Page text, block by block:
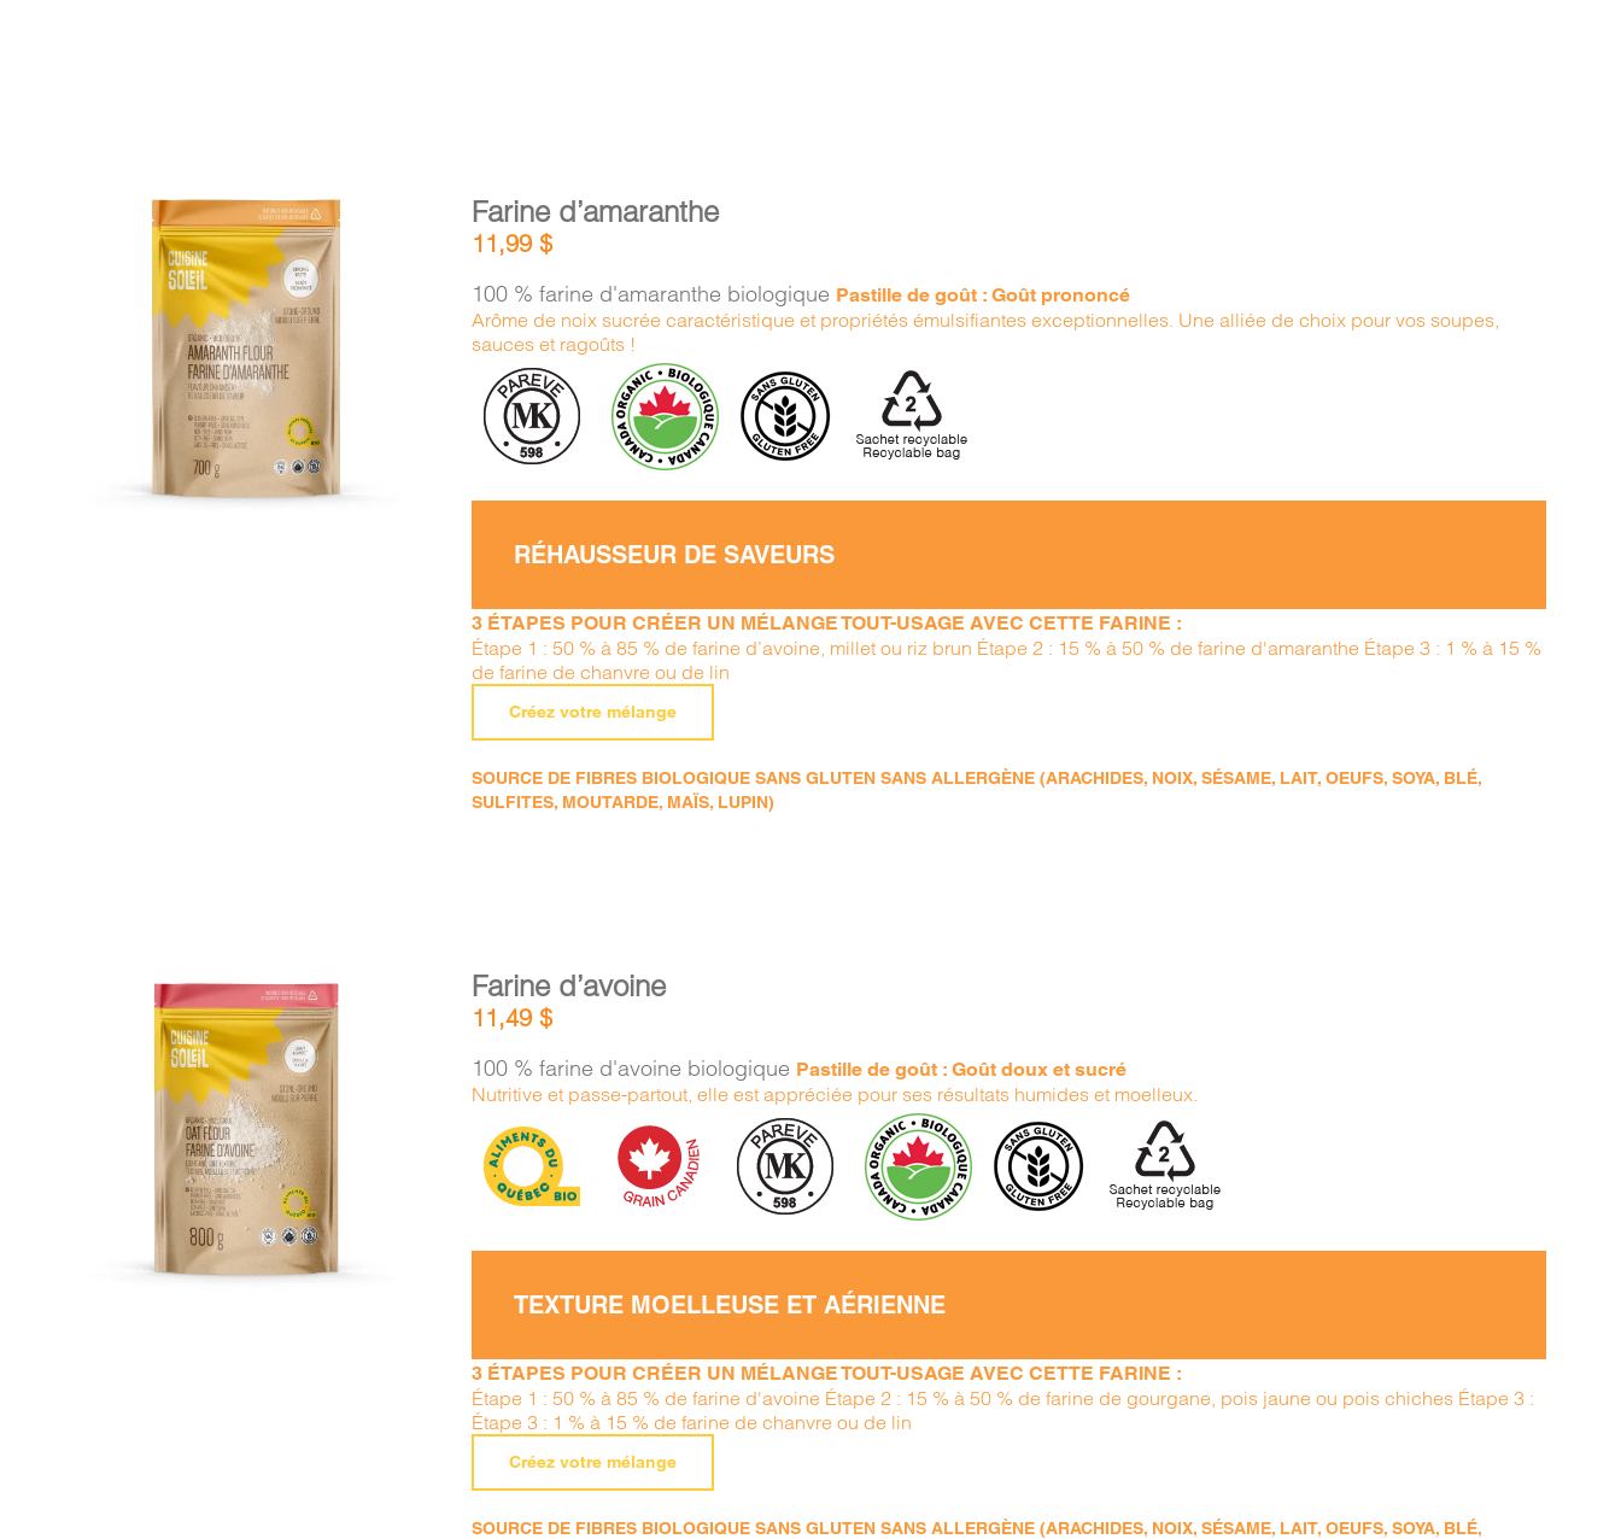
AJOUTER AU PANIER
DÉTAILS
Farine d’amaranthe
11,99$
100 % farine d'amaranthe biologique Pastille de goût : Goût prononcé
Arôme de noix sucrée caractéristique et propriétés émulsifiantes exceptionnelles. Une alliée de choix pour vos soupes,
sauces et ragoûts !
RÉHAUSSEUR DE SAVEURS
3 ÉTAPES POUR CRÉER UN MÉLANGE TOUT-USAGE AVEC CETTE FARINE :
Étape 1 : 50 % à 85 % de farine d’avoine, millet ou riz brun Étape 2 : 15 % à 50 % de farine d'amaranthe Étape 3 : 1 % à 15 %
de farine de chanvre ou de lin
Créez votre mélange
SOURCE DE FIBRES BIOLOGIQUE SANS GLUTEN SANS ALLERGÈNE (ARACHIDES, NOIX, SÉSAME, LAIT, OEUFS, SOYA, BLÉ,
SULFITES, MOUTARDE, MAÏS, LUPIN)
AJOUTER AU PANIER
DÉTAILS
Farine d’avoine
11,49$
100 % farine d'avoine biologique Pastille de goût : Goût doux et sucré
Nutritive et passe-partout, elle est appréciée pour ses résultats humides et moelleux.
TEXTURE MOELLEUSE ET AÉRIENNE
3 ÉTAPES POUR CRÉER UN MÉLANGE TOUT-USAGE AVEC CETTE FARINE :
Étape 1 : 50 % à 85 % de farine d'avoine Étape 2 : 15 % à 50 % de farine de gourgane, pois jaune ou pois chiches Étape 3 :
Étape 3 : 1 % à 15 % de farine de chanvre ou de lin
Créez votre mélange
SOURCE DE FIBRES BIOLOGIQUE SANS GLUTEN SANS ALLERGÈNE (ARACHIDES, NOIX, SÉSAME, LAIT, OEUFS, SOYA, BLÉ,